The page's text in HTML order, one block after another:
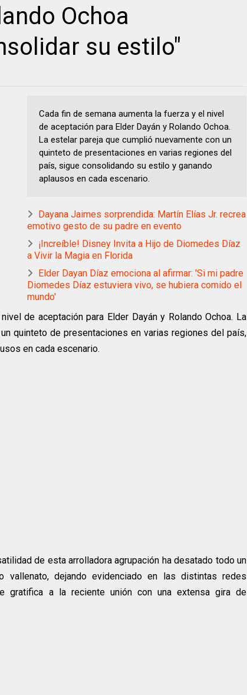
Ochoa
su estilo"
Cada fin de semana aumenta la fuerza y el nivel
de aceptación para Elder Dayán y Rolando Ochoa.
La estelar pareja que cumplió nuevamente con un
quinteto de presentaciones en varias regiones del
país, sigue consolidando su estilo y ganando
aplausos en cada escenario.
Dayana Jaimes sorprendida: Martín Elías Jr. recrea
emotivo gesto de su padre en evento
¡Increíble! Disney Invita a Hijo de Diomedes Díaz
a Vivir la Magia en Florida
Elder Dayan Díaz emociona al afirmar: 'Si mi padre
Diomedes Díaz estuviera vivo, se hubiera comido el
mundo'
de aceptación para Elder Dayán y Rolando Ochoa. La
quinteto de presentaciones en varias regiones del país,
en cada escenario.
de esta arrolladora agrupación ha desatado todo un
vallenato, dejando evidenciado en las distintas redes
gratifica a la reciente unión con una extensa gira de